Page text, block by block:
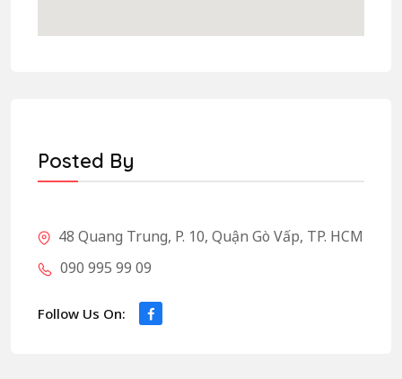
Posted By
48 Quang Trung, P. 10, Quận Gò Vấp, TP. HCM
090 995 99 09
Follow Us On: